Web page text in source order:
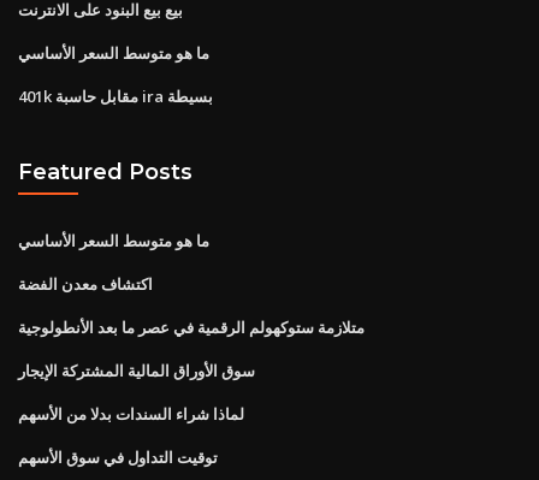
بيع بيع البنود على الانترنت
ما هو متوسط ​​السعر الأساسي
401k مقابل حاسبة ira بسيطة
Featured Posts
ما هو متوسط ​​السعر الأساسي
اكتشاف معدن الفضة
متلازمة ستوكهولم الرقمية في عصر ما بعد الأنطولوجية
سوق الأوراق المالية المشتركة الإيجار
لماذا شراء السندات بدلا من الأسهم
توقيت التداول في سوق الأسهم